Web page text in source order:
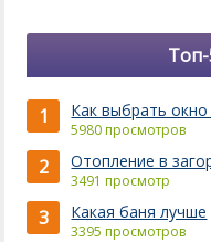
1 Как выбрать окно
5980 просмотров
2 Отопление в
3491 просмотр
3 Какая баня лучше
3395 просмотров